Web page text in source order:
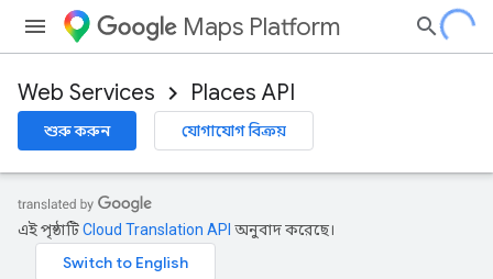
Maps Platform
Web Services Places API
শুরু করুন যোগাযোগ বিক্রয়
এই পৃষ্ঠাটিCloud Translation API অনুবাদ করেছে।